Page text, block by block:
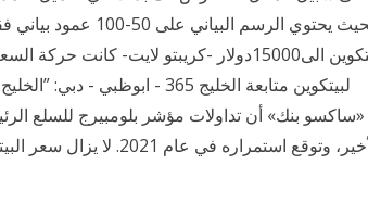
بحيث يحتوي الرسم
البيتكوين الى15000دولار -كريبتو لايت-
الأخير، وتوقع